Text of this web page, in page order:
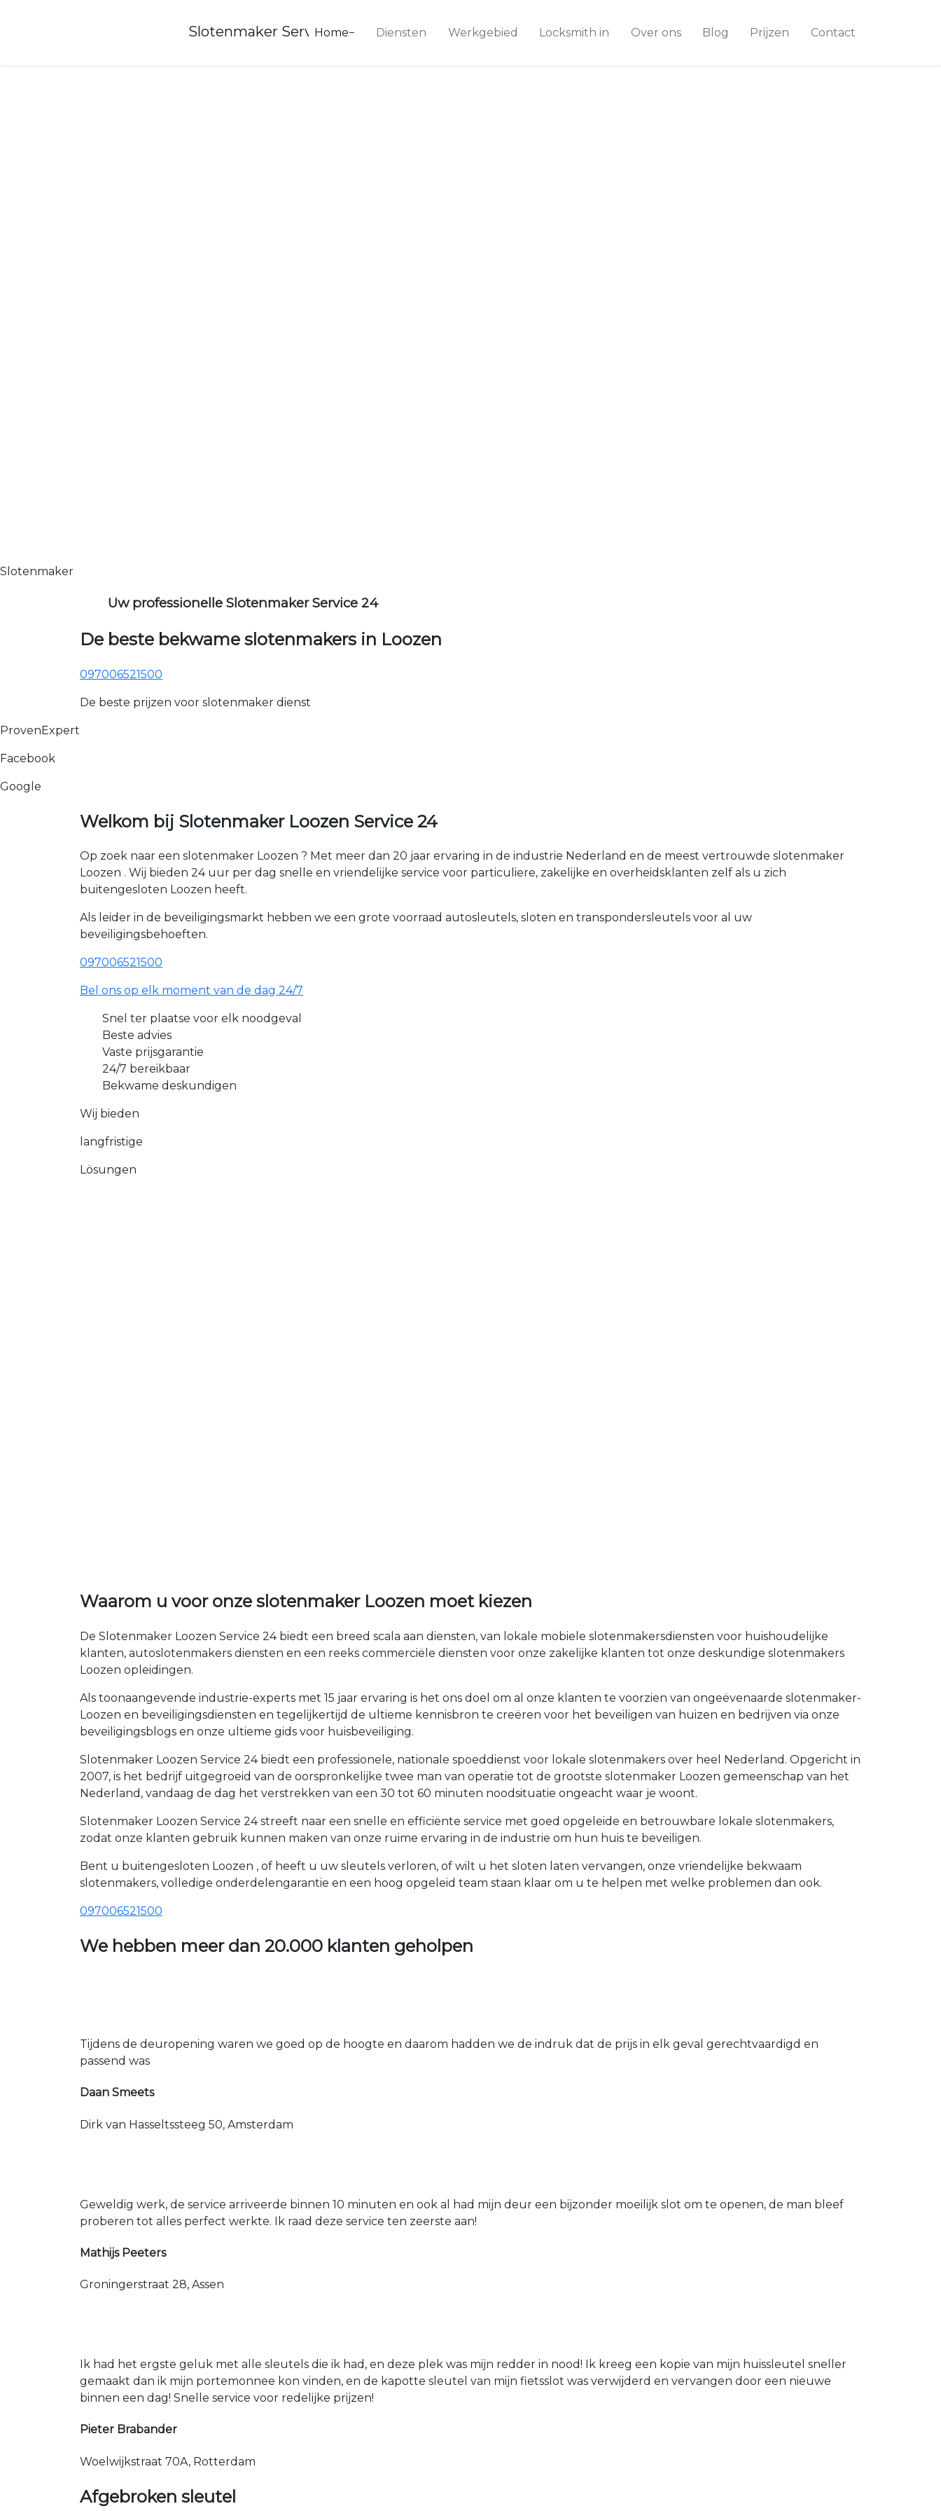
Slotenmaker Service 24
Home Diensten Werkgebied Locksmith in Over ons Blog Prijzen Contact
Slotenmaker
Uw professionelle Slotenmaker Service 24
De beste bekwame slotenmakers in Loozen
097006521500
De beste prijzen voor slotenmaker dienst
ProvenExpert
Facebook
Google
Welkom bij Slotenmaker Loozen Service 24
Op zoek naar een slotenmaker Loozen ? Met meer dan 20 jaar ervaring in de industrie Nederland en de meest vertrouwde slotenmaker
Loozen . Wij bieden 24 uur per dag snelle en vriendelijke service voor particuliere, zakelijke en overheidsklanten zelf als u zich
buitengesloten Loozen heeft.
Als leider in de beveiligingsmarkt hebben we een grote voorraad autosleutels, sloten en transpondersleutels voor al uw
beveiligingsbehoeften.
097006521500
Bel ons op elk moment van de dag 24/7
Snel ter plaatse voor elk noodgeval
Beste advies
Vaste prijsgarantie
24/7 bereikbaar
Bekwame deskundigen
Wij bieden
langfristige
Lösungen
Waarom u voor onze slotenmaker Loozen moet kiezen
De Slotenmaker Loozen Service 24 biedt een breed scala aan diensten, van lokale mobiele slotenmakersdiensten voor huishoudelijke
klanten, autoslotenmakers diensten en een reeks commerciële diensten voor onze zakelijke klanten tot onze deskundige slotenmakers
Loozen opleidingen.
Als toonaangevende industrie-experts met 15 jaar ervaring is het ons doel om al onze klanten te voorzien van ongeëvenaarde slotenmaker-
Loozen en beveiligingsdiensten en tegelijkertijd de ultieme kennisbron te creëren voor het beveiligen van huizen en bedrijven via onze
beveiligingsblogs en onze ultieme gids voor huisbeveiliging.
Slotenmaker Loozen Service 24 biedt een professionele, nationale spoeddienst voor lokale slotenmakers over heel Nederland. Opgericht in
2007, is het bedrijf uitgegroeid van de oorspronkelijke twee man van operatie tot de grootste slotenmaker Loozen gemeenschap van het
Nederland, vandaag de dag het verstrekken van een 30 tot 60 minuten noodsituatie ongeacht waar je woont.
Slotenmaker Loozen Service 24 streeft naar een snelle en efficiënte service met goed opgeleide en betrouwbare lokale slotenmakers,
zodat onze klanten gebruik kunnen maken van onze ruime ervaring in de industrie om hun huis te beveiligen.
Bent u buitengesloten Loozen , of heeft u uw sleutels verloren, of wilt u het sloten laten vervangen, onze vriendelijke bekwaam
slotenmakers, volledige onderdelengarantie en een hoog opgeleid team staan klaar om u te helpen met welke problemen dan ook.
097006521500
We hebben meer dan 20.000 klanten geholpen
Tijdens de deuropening waren we goed op de hoogte en daarom hadden we de indruk dat de prijs in elk geval gerechtvaardigd en
passend was
Daan Smeets
Dirk van Hasseltssteeg 50, Amsterdam
Geweldig werk, de service arriveerde binnen 10 minuten en ook al had mijn deur een bijzonder moeilijk slot om te openen, de man bleef
proberen tot alles perfect werkte. Ik raad deze service ten zeerste aan!
Mathijs Peeters
Groningerstraat 28, Assen
Ik had het ergste geluk met alle sleutels die ik had, en deze plek was mijn redder in nood! Ik kreeg een kopie van mijn huissleutel sneller
gemaakt dan ik mijn portemonnee kon vinden, en de kapotte sleutel van mijn fietsslot was verwijderd en vervangen door een nieuwe
binnen een dag! Snelle service voor redelijke prijzen!
Pieter Brabander
Woelwijkstraat 70A, Rotterdam
Afgebroken sleutel